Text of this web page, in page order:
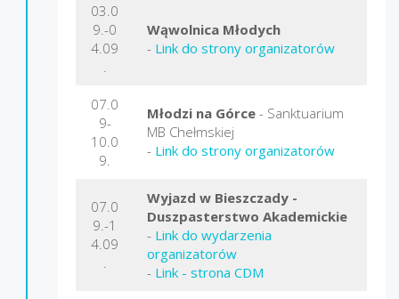
03.0
9.-0
4.09
Wąwolnica Młodych
- Link do strony organizatorów
07.0
9-
10.0
9.
Młodzi na Górce - Sanktuarium
MB Chełmskiej
- Link do strony organizatorów
07.0
9.-1
4.09
Wyjazd w Bieszczady -
Duszpasterstwo Akademickie
- Link do wydarzenia
organizatorów
- Link - strona CDM